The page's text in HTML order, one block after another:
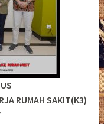
RUMAH SAKIT(K3)